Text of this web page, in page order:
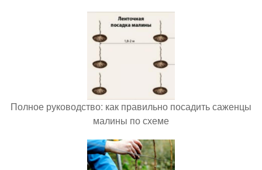
Полное руководство: как правильно посадить саженцы
малины по схеме